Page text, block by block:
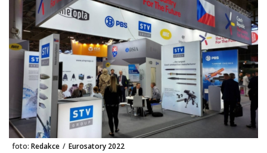
foto: Redakce / Eurosatory 2022